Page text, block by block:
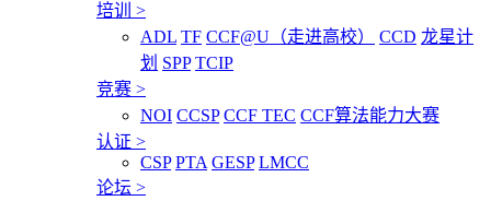
培训 >
ADL TF CCF@U（走进高校） CCD 龙星计
划 SPP TCIP
竞赛 >
NOI CCSP CCF TEC CCF算法能力大赛
认证 >
CSP PTA GESP LMCC
论坛 >